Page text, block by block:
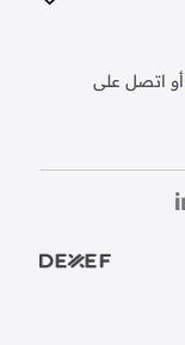
أو اتصل على